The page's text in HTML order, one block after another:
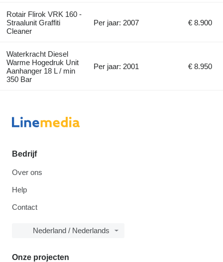
Rotair Flirok VRK 160 -
Straalunit Graffiti
Cleaner
Per jaar: 2007 € 8.900
Waterkracht Diesel
Warme Hogedruk Unit
Aanhanger 18 L / min
350 Bar
Per jaar: 2001 € 8.950
Bedrijf
Over ons
Help
Contact
Nederland / Nederlands
Onze projecten